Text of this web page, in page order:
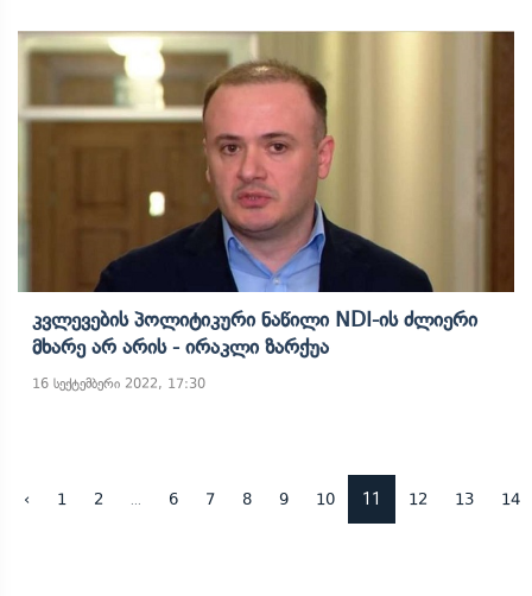
Კვლევების Პოლიტიკური Ნაწილი NDI-Ის ​ძლიერი
Მხარე Არ Არის - Ირაკლი Ზარქუა
16 სექტემბერი 2022, 17:30
‹ 1 2 6 7 8 9 10 11 12 13 14